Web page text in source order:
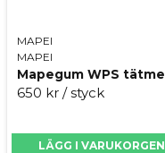
MAPEI
MAPEI
650 kr / styck
LÄGG I VARUKORGEN